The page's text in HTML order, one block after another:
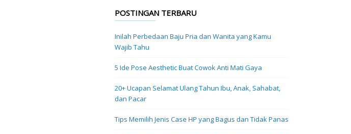
POSTINGAN TERBARU
Inilah Perbedaan Baju Pria dan Wanita yang Kamu
Wajib Tahu
5 Ide Pose Aesthetic Buat Cowok Anti Mati Gaya
20+ Ucapan Selamat Ulang Tahun Ibu, Anak, Sahabat,
dan Pacar
Tips Memilih Jenis Case HP yang Bagus dan Tidak Panas